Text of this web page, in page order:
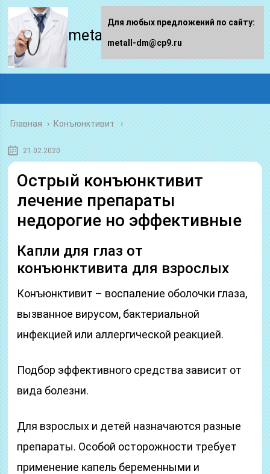
metall-dm.ru
Главная › Конъюнктивит
21.02.2020
Острый конъюнктивит
лечение препараты
недорогие но эффективные
Капли для глаз от
конъюнктивита для взрослых
Конъюнктивит – воспаление оболочки глаза,
вызванное вирусом, бактериальной
инфекцией или аллергической реакцией.
Подбор эффективного средства зависит от
вида болезни.
Для взрослых и детей назначаются разные
препараты. Особой осторожности требует
применение капель беременными и
Для любых предложений по сайту:
metall-dm@cp9.ru